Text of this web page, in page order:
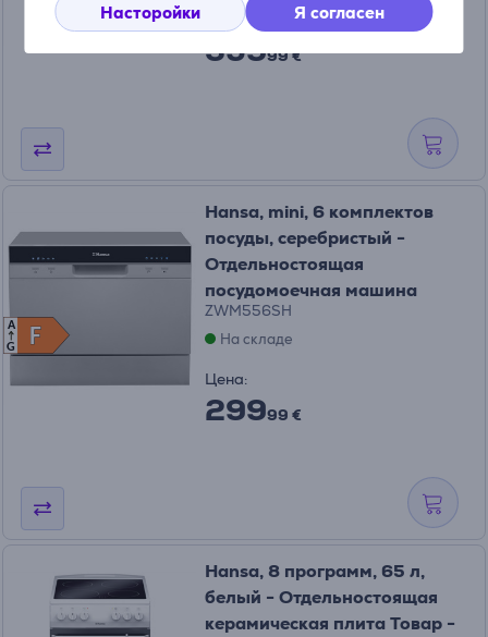
Насторойки Я согласен
Цена:
35999 €
F
F
A
G
Hansa, mini, 6 комплектов
посуды, серебристый -
Отдельностоящая
посудомоечная машина
ZWM556SH
На складе
Цена:
29999 €
Hansa, 8 программ, 65 л,
белый - Отдельностоящая
керамическая плита Товар -